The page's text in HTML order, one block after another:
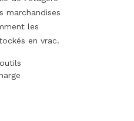
marchandises
les
en vrac.